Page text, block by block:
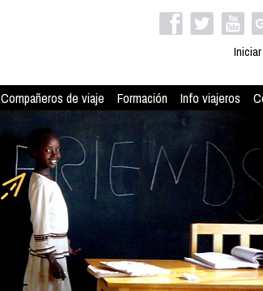
Compañeros de viaje Formación Info viajeros